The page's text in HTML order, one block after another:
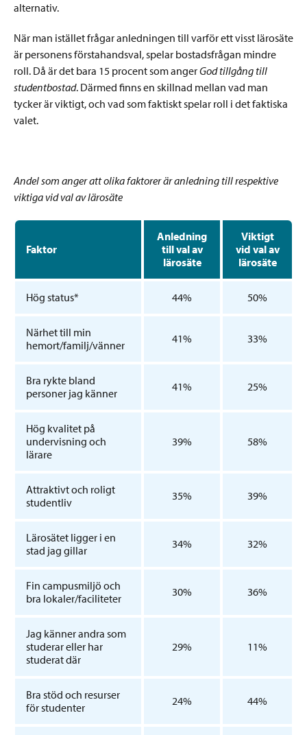
alternativ.
När man istället frågar anledningen till varför ett visst lärosäte
är personens förstahandsval, spelar bostadsfrågan mindre
roll. Då är det bara 15 procent som angerGod tillgång till
studentbostad. Därmed finns en skillnad mellan vad man
tycker är viktigt, och vad som faktiskt spelar roll i det faktiska
valet.
Andel som anger att olika faktorer är anledning till respektive
viktiga vid val av lärosäte
Faktor
Anledning
till val av
lärosäte
Viktigt
vid val av
lärosäte
Hög status* 44% 50%
Närhet till min
hemort/familj/vänner
41% 33%
Bra rykte bland
personer jag känner
41% 25%
Hög kvalitet på
undervisning och
lärare
39% 58%
Attraktivt och roligt
studentliv
35% 39%
Lärosätet ligger i en
stad jag gillar
34% 32%
Fin campusmiljö och
bra lokaler/faciliteter
30% 36%
Jag känner andra som
studerar eller har
studerat där
29% 11%
Bra stöd och resurser
för studenter
24% 44%